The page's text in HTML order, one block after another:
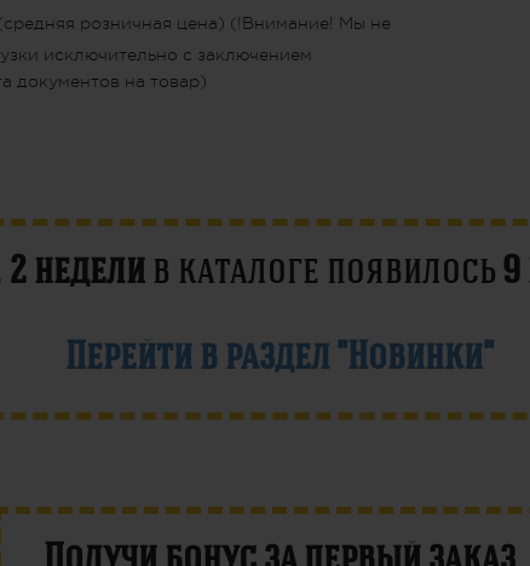
розничная цена) (!Внимание! Мы не
исключительно с заключением
документов на товар)
2 неделив каталоге появилось
Перейти в раздел "Новинки"